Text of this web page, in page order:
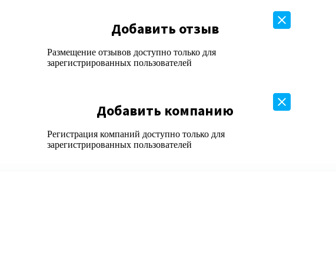
Добавить отзыв
Размещение отзывов доступно только для
зарегистрированных пользователей
Добавить компанию
Регистрация компаний доступно только для
зарегистрированных пользователей